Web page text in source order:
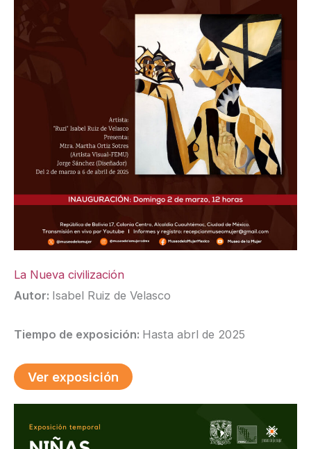
La Nueva civilización
Autor: Isabel Ruiz de Velasco
Tiempo de exposición: Hasta abrl de 2025
Ver exposición